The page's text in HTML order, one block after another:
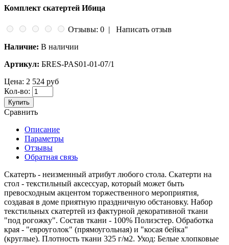
Комплект скатертей Ибица
Отзывы: 0 | Написать отзыв
Наличие: В наличии
Артикул: БRES-PAS01-01-07/1
Цена: 2 524 руб
Кол-во:
Купить
Сравнить
Описание
Параметры
Отзывы
Обратная связь
Скатерть - неизменный атрибут любого стола. Скатерти на
стол - текстильный аксессуар, который может быть
превосходным акцентом торжественного мероприятия,
создавая в доме приятную праздничную обстановку. Набор
текстильных скатертей из фактурной декоративной ткани
"под рогожку". Состав ткани - 100% Полиэстер. Обработка
края - "евроуголок" (прямоугольная) и "косая бейка"
(круглые). Плотность ткани 325 г/м2. Уход: Белые хлопковые